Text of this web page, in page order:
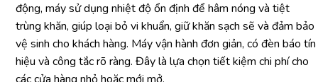
động, máy sử dụng nhiệt độ ổn định để hâm nóng và tiệt
trùng khăn, giúp loại bỏ vi khuẩn, giữ khăn sạch sẽ và đảm bảo
vệ sinh cho khách hàng. Máy vận hành đơn giản, có đèn báo tín
hiệu và công tắc rõ ràng. Đây là lựa chọn tiết kiệm chi phí cho